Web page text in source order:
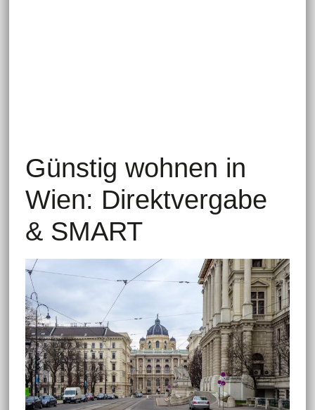
Günstig wohnen in
Wien: Direktvergabe
& SMART